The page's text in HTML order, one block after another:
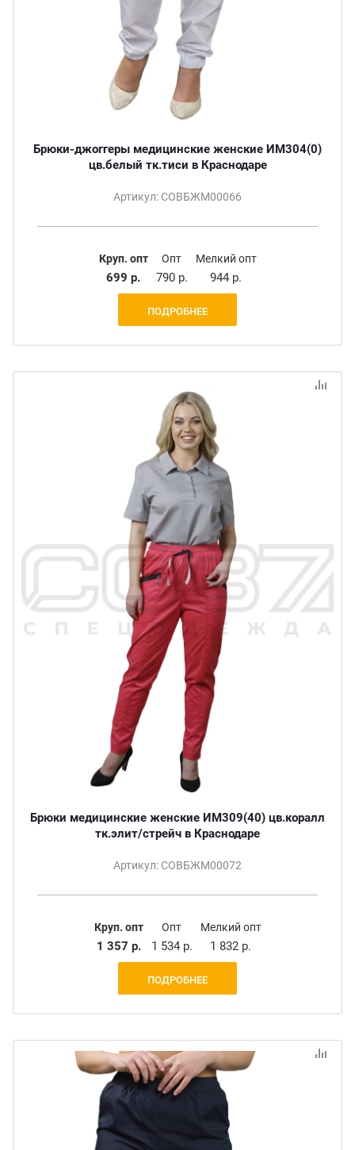
Брюки-джоггеры медицинские женские ИМ304(0)
цв.белый тк.тиси в Краснодаре
Артикул: СОВБЖМ00066
Круп. опт
699 р.
Опт
790 р.
Мелкий опт
944 р.
ПОДРОБНЕЕ
Брюки медицинские женские ИМ309(40) цв.коралл
тк.элит/стрейч в Краснодаре
Артикул: СОВБЖМ00072
Круп. опт
1 357 р.
Опт
1 534 р.
Мелкий опт
1 832 р.
ПОДРОБНЕЕ